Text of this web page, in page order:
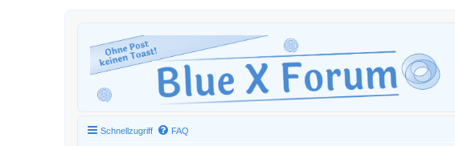
Schnellzugriff FAQ